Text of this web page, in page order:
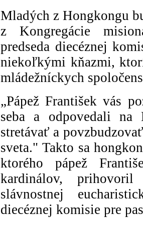
Mladých z Hongkongu
z Kongregácie
predseda diecéznej
niekoľkými kňazmi,
mládežníckych
„Pápež František vás
seba a odpovedali
stretávať a
sveta." Takto sa
ktorého pápež
kardinálov,
slávnostnej
diecéznej komisie pre